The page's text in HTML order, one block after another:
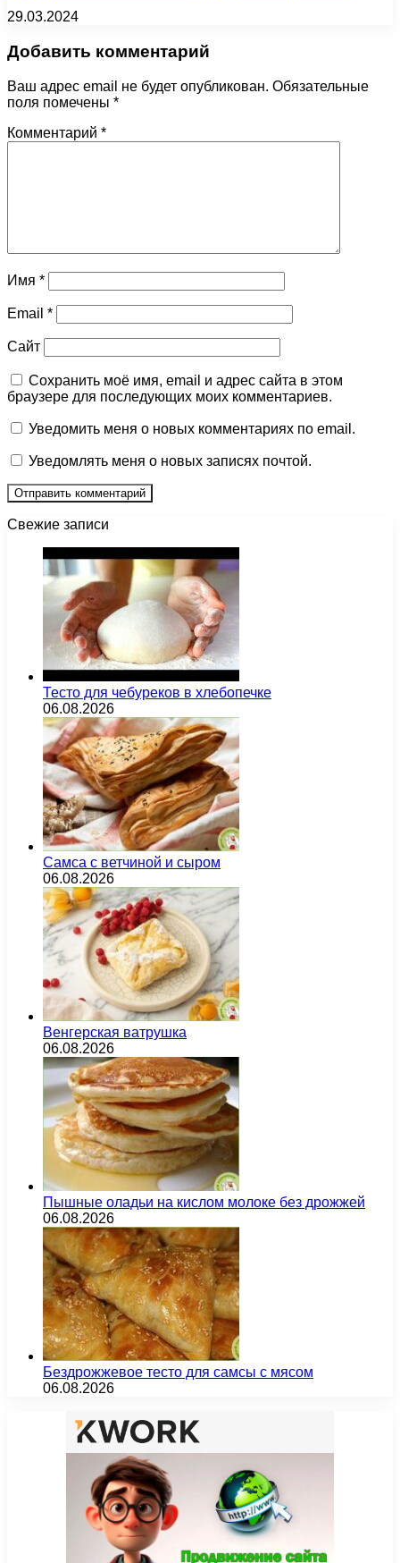
29.03.2024
Добавить комментарий
Ваш адрес email не будет опубликован. Обязательные
поля помечены *
Комментарий *
Имя *
Email *
Сайт
Сохранить моё имя, email и адрес сайта в этом
браузере для последующих моих комментариев.
Уведомить меня о новых комментариях по email.
Уведомлять меня о новых записях почтой.
Свежие записи
Тесто для чебуреков в хлебопечке
06.08.2026
Самса с ветчиной и сыром
06.08.2026
Венгерская ватрушка
06.08.2026
Пышные оладьи на кислом молоке без дрожжей
06.08.2026
Бездрожжевое тесто для самсы с мясом
06.08.2026